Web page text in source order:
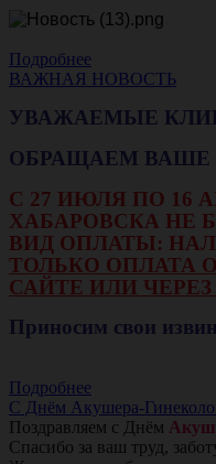
Подробнее
ВАЖНАЯ НОВОСТЬ
УВАЖАЕМЫЕ
ОБРАЩАЕМ ВАШЕ
С 27 ИЮЛЯ ПО 16
ХАБАРОВСКА НЕ
ВИД ОПЛАТЫ:
ТОЛЬКО ОПЛАТА
САЙТЕ ИЛИ
Приносим свои
Подробнее
С Днём Акушера-
Поздравляем с Днём
Спасибо за ваш труд,